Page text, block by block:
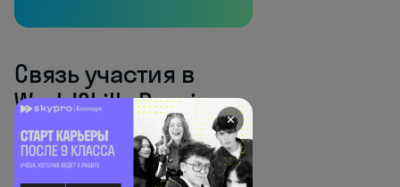
Связь участия в
WorldSkills Russia с
поступлением в
колледж
✕